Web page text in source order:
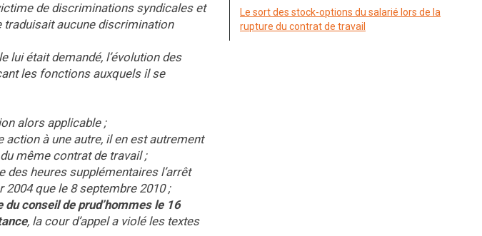
de discriminations syndicales et
traduisait aucune discrimination
lui était demandé, l’évolution des
les fonctions auxquels il se
alors applicable ;
action à une autre, il en est autrement
même contrat de travail ;
heures supplémentaires l’arrêt
2004 que le 8 septembre 2010 ;
conseil de prud’hommes le 16
, la cour d’appel a violé les textes
Le sort des stock-options du salarié lors de la
rupture du contrat de travail